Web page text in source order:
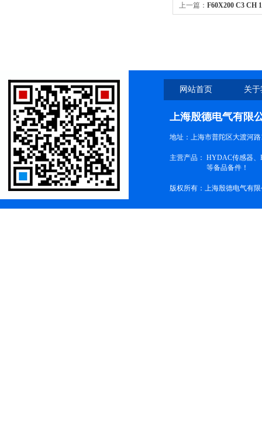
上一篇： F60X200 C3 CH
网站首页 关
上海殷德电气有限
地址：上海市普陀区大渡河路
主营产品： HYDAC传感器、
等备品备件！
版权所有：上海殷德电气有